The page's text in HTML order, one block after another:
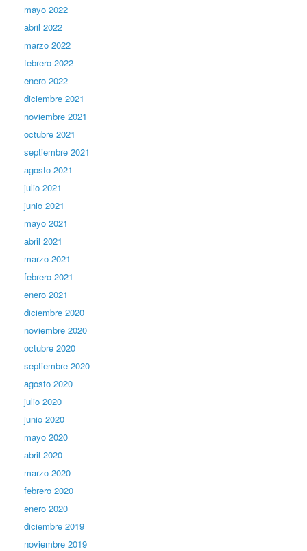
mayo 2022
abril 2022
marzo 2022
febrero 2022
enero 2022
diciembre 2021
noviembre 2021
octubre 2021
septiembre 2021
agosto 2021
julio 2021
junio 2021
mayo 2021
abril 2021
marzo 2021
febrero 2021
enero 2021
diciembre 2020
noviembre 2020
octubre 2020
septiembre 2020
agosto 2020
julio 2020
junio 2020
mayo 2020
abril 2020
marzo 2020
febrero 2020
enero 2020
diciembre 2019
noviembre 2019